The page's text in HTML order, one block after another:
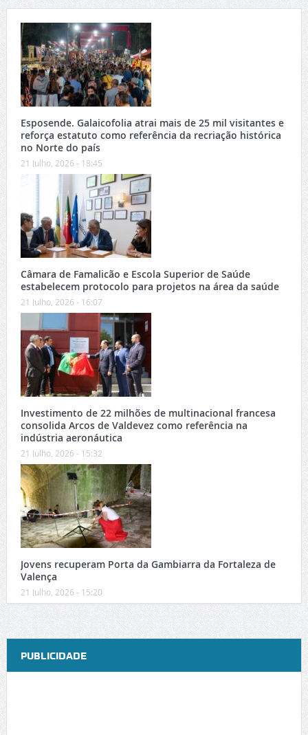
Esposende. Galaicofolia atrai mais de 25 mil visitantes e
reforça estatuto como referência da recriação histórica
no Norte do país
21 Julho, 2026 - 18:45
Câmara de Famalicão e Escola Superior de Saúde
estabelecem protocolo para projetos na área da saúde
21 Julho, 2026 - 16:07
Investimento de 22 milhões de multinacional francesa
consolida Arcos de Valdevez como referência na
indústria aeronáutica
21 Julho, 2026 - 15:32
Jovens recuperam Porta da Gambiarra da Fortaleza de
Valença
21 Julho, 2026 - 15:20
PUBLICIDADE